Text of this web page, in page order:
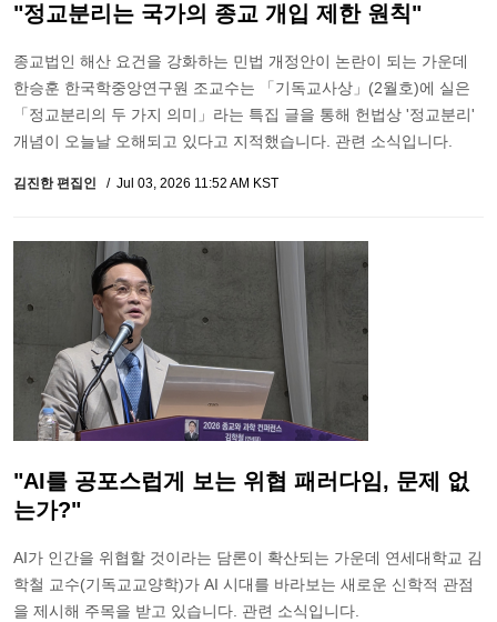
"정교분리는 국가의 종교 개입 제한 원칙"
종교법인 해산 요건을 강화하는 민법 개정안이 논란이 되는 가운데
한승훈 한국학중앙연구원 조교수는 「기독교사상」(2월호)에 실은
「정교분리의 두 가지 의미」라는 특집 글을 통해 헌법상 '정교분리'
개념이 오늘날 오해되고 있다고 지적했습니다. 관련 소식입니다.
김진한 편집인 Jul 03, 2026 11:52 AM KST
"AI를 공포스럽게 보는 위협 패러다임, 문제 없
는가?"
AI가 인간을 위협할 것이라는 담론이 확산되는 가운데 연세대학교 김
학철 교수(기독교교양학)가 AI 시대를 바라보는 새로운 신학적 관점
을 제시해 주목을 받고 있습니다. 관련 소식입니다.